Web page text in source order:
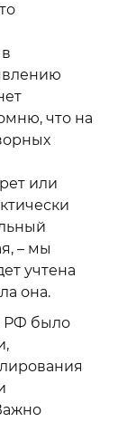
что на
или
– мы
учтена
она.
РФ было